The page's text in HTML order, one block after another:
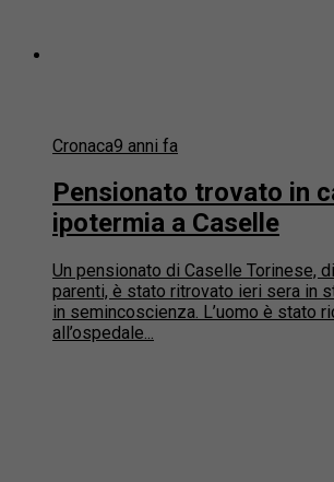
Cronaca9 anni fa
Pensionato trovato in
ipotermia a Caselle
Un pensionato di Caselle Torinese,
parenti, è stato ritrovato ieri sera in
in semincoscienza. L’uomo è stato
all’ospedale...